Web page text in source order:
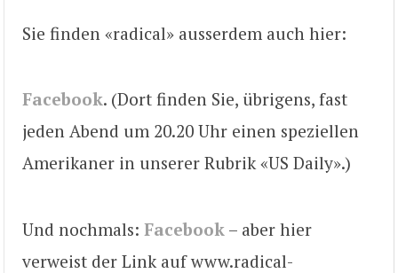
Sie finden «radical» ausserdem auch hier:
Facebook. (Dort finden Sie, übrigens, fast
jeden Abend um 20.20 Uhr einen speziellen
Amerikaner in unserer Rubrik «US Daily».)
Und nochmals: Facebook – aber hier
verweist der Link auf www.radical-